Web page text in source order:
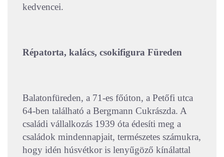
kedvencei.
Répatorta, kalács, csokifigura Füreden
Balatonfüreden, a 71-es főúton, a Petőfi utca
64-ben található a Bergmann Cukrászda. A
családi vállalkozás 1939 óta édesíti meg a
családok mindennapjait, természetes számukra,
hogy idén húsvétkor is lenyűgöző kínálattal